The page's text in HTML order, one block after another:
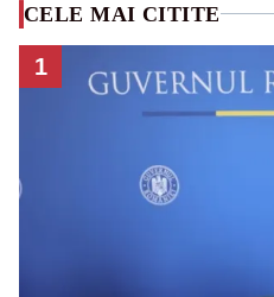
CELE MAI CITITE
1